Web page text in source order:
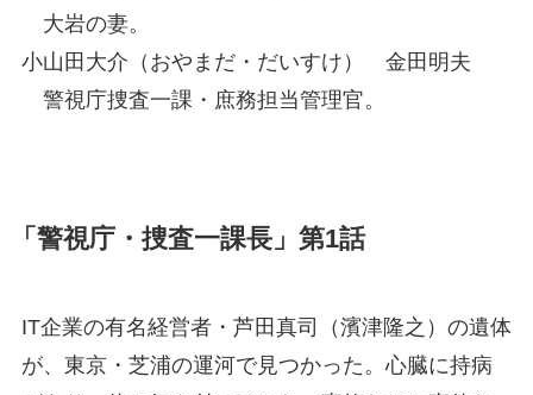
大岩の妻。
小山田大介（おやまだ・だいすけ） 金田明夫
警視庁捜査一課・庶務担当管理官。
「警視庁・捜査一課長」第1話
IT企業の有名経営者・芦田真司（濱津隆之）の遺体
が、東京・芝浦の運河で見つかった。心臓に持病